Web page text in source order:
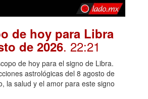
de hoy para Libra
de 2026. 22:21
de hoy para el signo de Libra.
astrológicas del 8 agosto de
la salud y el amor para este signo